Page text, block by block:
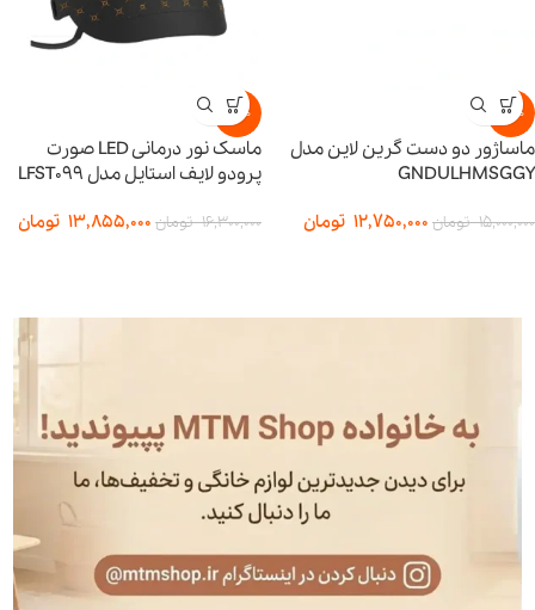
-15%
ماساژور دو دست گرین لاین مدل
GNDULHMSGGY
15,000,000 تومان 12,750,000 تومان
-15%
ماسک نور درمانی LED صورت
پرودو لایف استایل مدل LFST099
16,300,000 تومان 13,855,000 تومان